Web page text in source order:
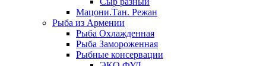
Мацони.Тан. Режан
Рыба из Армении
Рыба Охлажденная
Рыба Замороженная
Рыбные консервации